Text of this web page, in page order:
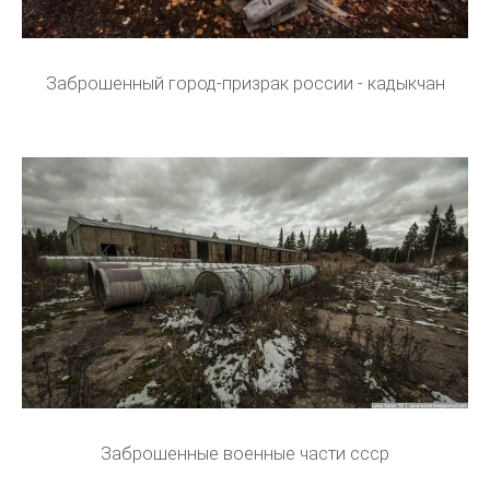
Заброшенный город-призрак россии - кадыкчан
Заброшенные военные части ссср